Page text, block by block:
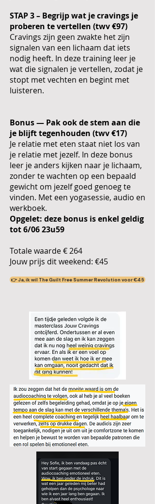
STAP 3 – Begrijp wat je cravings je
proberen te vertellen (twv €97)
Cravings zijn geen zwakte het zijn
signalen van een lichaam dat iets
nodig heeft. In deze training leer je
wat die signalen je vertellen, zodat je
stopt met vechten en begint met
luisteren.
Bonus — Pak ook de stem aan die
je blijft tegenhouden (twv €17)
Je relatie met eten staat niet los van
je relatie met jezelf. In deze bonus
leer je anders kijken naar je lichaam,
zonder te wachten op een bepaald
gewicht om jezelf goed genoeg te
vinden. Met een yogasessie, audio en
werkboek.
Opgelet: deze bonus is enkel geldig
tot 6/06 23u59
Totale waarde € 264
Jouw prijs dit weekend: €45
👉 Ja, ik wil The Guilt Free Summer Revolution voor €45